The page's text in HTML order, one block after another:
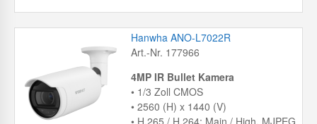
Hanwha ANO-L7022R
Art.-Nr. 177966
4MP IR Bullet Kamera
• 1/3 Zoll CMOS
• 2560 (H) x 1440 (V)